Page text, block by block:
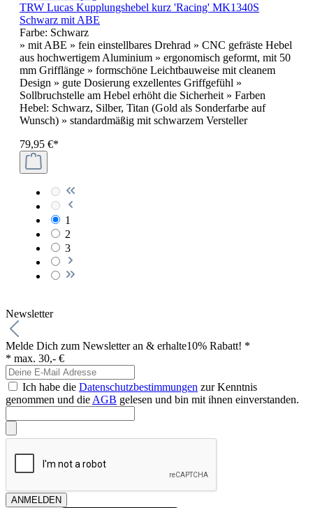
TRW Lucas Kupplungshebel kurz 'Racing' MK1340S
Schwarz mit ABE
Farbe: Schwarz
» mit ABE » fein einstellbares Drehrad » CNC gefräste Hebel
aus hochwertigem Aluminium » ergonomisch geformt, mit 50
mm Grifflänge » formschöne Leichtbauweise mit cleanem
Design » gute Dosierung exzellentes Griffgefühl »
Sollbruchstelle am Hebel erhöht die Sicherheit » Farben
Hebel: Schwarz, Silber, Titan (Gold als Sonderfarbe auf
Wunsch) » standardmäßig mit schwarzem Versteller
79,95 €*
1
2
3
Newsletter
Melde Dich zum Newsletter an & erhalte10% Rabatt! *
* max. 30,- €
Ich habe die Datenschutzbestimmungen zur Kenntnis
genommen und die AGB gelesen und bin mit ihnen einverstanden.
ANMELDEN